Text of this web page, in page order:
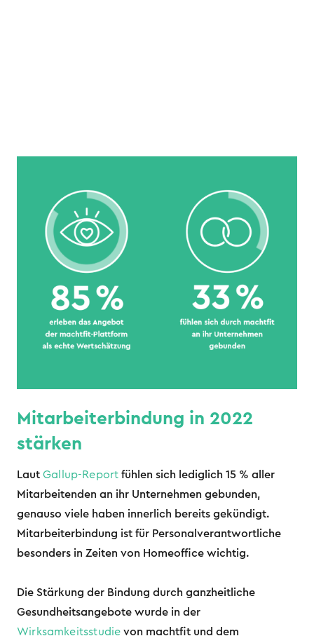
Mitarbeiterbindung in 2022
stärken
Laut Gallup-Report fühlen sich lediglich 15 % aller
Mitarbeitenden an ihr Unternehmen gebunden,
genauso viele haben innerlich bereits gekündigt.
Mitarbeiterbindung ist für Personalverantwortliche
besonders in Zeiten von Homeoffice wichtig.
Die Stärkung der Bindung durch ganzheitliche
Gesundheitsangebote wurde in der
Wirksamkeitsstudie von machtfit und dem